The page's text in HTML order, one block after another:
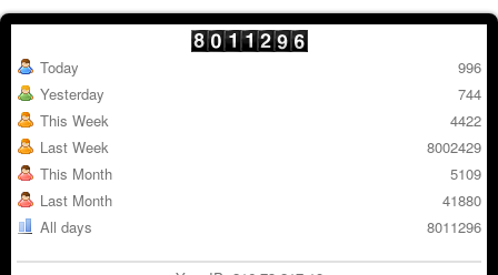
Today
Yesterday
This Week
Last Week
This Month
Last Month
All days
996
744
4422
8002429
5109
41880
8011296